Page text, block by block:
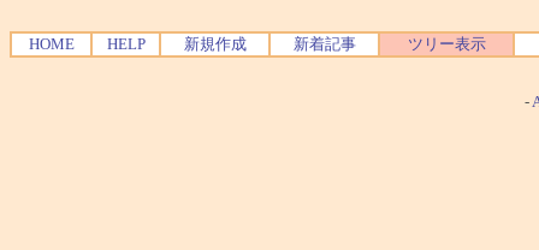
HOME HELP 新規作成 新着記事 ツリー表示
-